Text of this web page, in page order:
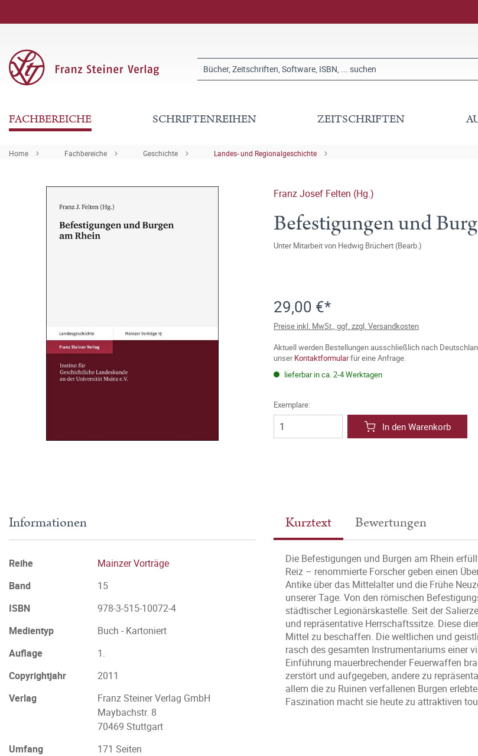
FACHBEREICHE SCHRIFTENREIHEN ZEITSCHRIFTEN
Home Fachbereiche Geschichte Landes- und Regionalgeschichte
Franz Josef Felten (Hg.)
Befestigungen und
Unter Mitarbeit von Hedwig Brüchert (Bearb.)
29,00 €*
Preise inkl. MwSt., ggf. zzgl. Versandkosten
Aktuell werden Bestellungen ausschließlich nach
unserKontaktformularfür eine Anfrage.
lieferbar in ca. 2-4 Werktagen
Exemplare:
In den Warenkorb
Kurztext Bewertungen
Die Befestigungen und Burgen am Rhein
Reiz – renommierte Forscher geben einen
Antike über das Mittelalter und die Frühe
unserer Tage. Von den römischen
städtischer Legionärskastelle. Seit der
und repräsentative Herrschaftssitze. Diese
Mittel zu beschaffen. Die weltlichen und
rasch des gesamten Instrumentariums einer
Einführung mauerbrechender Feuerwaffen
zerstört und aufgegeben, andere zu
allem die zu Ruinen verfallenen Burgen
Faszination macht sie heute zu attraktiven
Informationen
Reihe
Mainzer Vorträge
Band
15
ISBN
978-3-515-10072-4
Medientyp
Buch - Kartoniert
Auflage
1.
Copyrightjahr
2011
Verlag
Franz Steiner Verlag GmbH
Maybachstr. 8
70469 Stuttgart
Umfang
171 Seiten